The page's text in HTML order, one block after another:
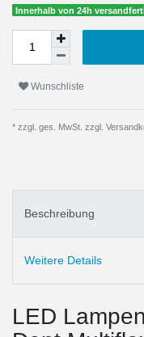
Innerhalb von 24h
Wunschliste
* zzgl. ges. MwSt. zzgl.
Beschreibung
Weitere Details
LED